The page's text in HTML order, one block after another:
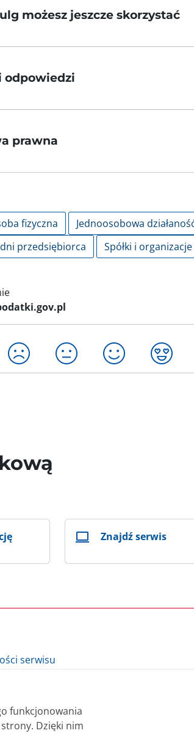
możesz jeszcze skorzystać
odpowiedzi
prawna
fizyczna
Jednoosobowa
przedsiębiorca
Spółki i organizacje
Znajdź serwis
serwisu
Szefa Krajowej Administracji Skarbowej
funkcjonowania
Dzięki nim